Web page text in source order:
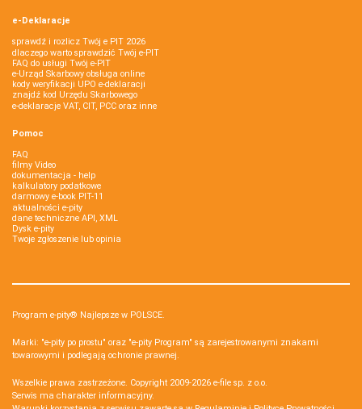
e-Deklaracje
sprawdź i rozlicz Twój e PIT 2026
dlaczego warto sprawdzić Twój e-PIT
FAQ do usługi Twój e-PIT
e-Urząd Skarbowy obsługa online
kody weryfikacji UPO e-deklaracji
znajdź kod Urzędu Skarbowego
e-deklaracje VAT, CIT, PCC oraz inne
Pomoc
FAQ
filmy Video
dokumentacja - help
kalkulatory podatkowe
darmowy e-book PIT-11
aktualności e-pity
dane techniczne API, XML
Dysk e-pity
Twoje zgłoszenie lub opinia
Program e-pity® Najlepsze w POLSCE.
Marki: "e-pity po prostu" oraz "e-pity Program" są zarejestrowanymi znakami
towarowymi i podlegają ochronie prawnej.
Wszelkie prawa zastrzeżone. Copyright 2009-2026 e-file sp. z o.o.
Serwis ma charakter informacyjny.